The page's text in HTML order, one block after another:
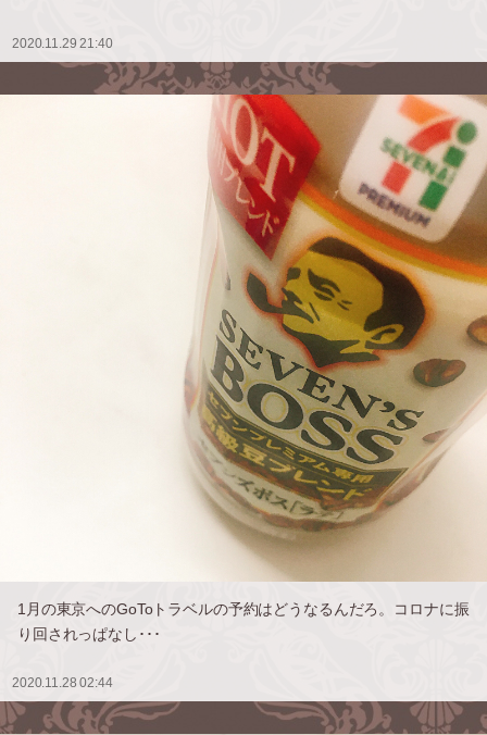
2020.11.29 21:40
1月の東京へのGoToトラベルの予約はどうなるんだろ。コロナに振
り回されっぱなし･･･
2020.11.28 02:44